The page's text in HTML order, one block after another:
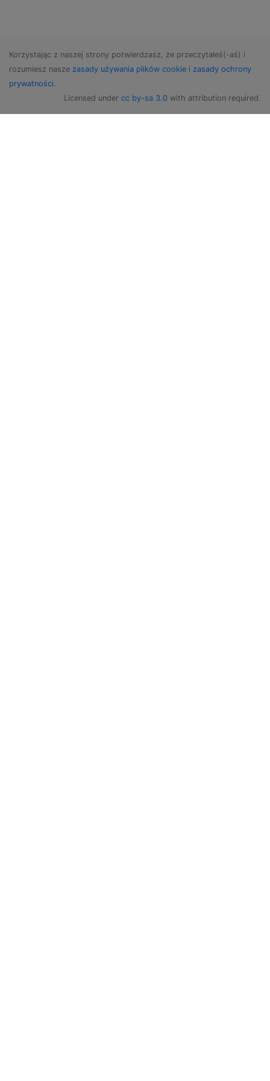
Korzystając z naszej strony potwierdzasz, że przeczytałeś(-aś) i
rozumiesz nasze zasady używania plików cookie i zasady ochrony
prywatności.
Licensed under cc by-sa 3.0 with attribution required.